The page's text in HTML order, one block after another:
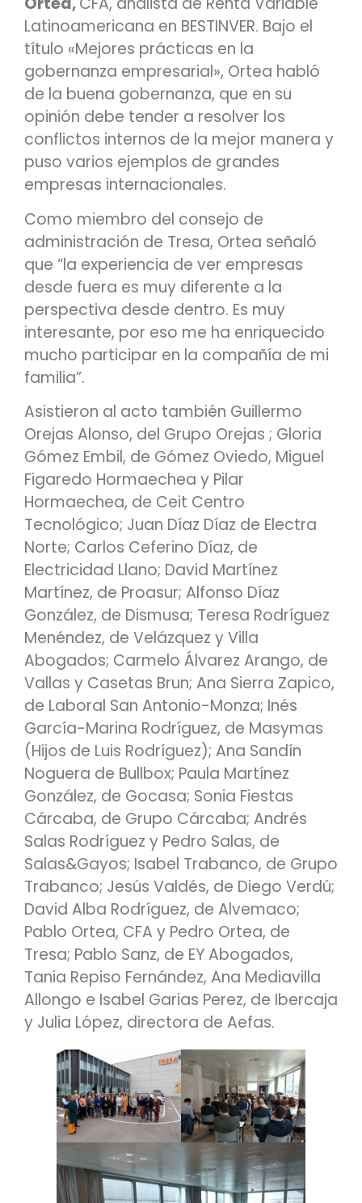
Latinoamericana en BESTINVER. Bajo el
título «Mejores prácticas en la
gobernanza empresarial», Ortea habló
de la buena gobernanza, que en su
opinión debe tender a resolver los
conflictos internos de la mejor manera y
puso varios ejemplos de grandes
empresas internacionales.
Como miembro del consejo de
administración de Tresa, Ortea señaló
que “la experiencia de ver empresas
desde fuera es muy diferente a la
perspectiva desde dentro. Es muy
interesante, por eso me ha enriquecido
mucho participar en la compañía de mi
familia”.
Asistieron al acto también Guillermo
Orejas Alonso, del Grupo Orejas ; Gloria
Gómez Embil, de Gómez Oviedo, Miguel
Figaredo Hormaechea y Pilar
Hormaechea, de Ceit Centro
Tecnológico; Juan Díaz Díaz de Electra
Norte; Carlos Ceferino Díaz, de
Electricidad Llano; David Martínez
Martínez, de Proasur; Alfonso Díaz
González, de Dismusa; Teresa Rodríguez
Menéndez, de Velázquez y Villa
Abogados; Carmelo Álvarez Arango, de
Vallas y Casetas Brun; Ana Sierra Zapico,
de Laboral San Antonio-Monza; Inés
García-Marina Rodríguez, de Masymas
(Hijos de Luis Rodríguez); Ana Sandín
Noguera de Bullbox; Paula Martínez
González, de Gocasa; Sonia Fiestas
Cárcaba, de Grupo Cárcaba; Andrés
Salas Rodríguez y Pedro Salas, de
Salas&Gayos; Isabel Trabanco, de Grupo
Trabanco; Jesús Valdés, de Diego Verdú;
David Alba Rodríguez, de Alvemaco;
Pablo Ortea, CFA y Pedro Ortea, de
Tresa; Pablo Sanz, de EY Abogados,
Tania Repiso Fernández, Ana Mediavilla
Allongo e Isabel Garias Perez, de Ibercaja
y Julia López, directora de Aefas.